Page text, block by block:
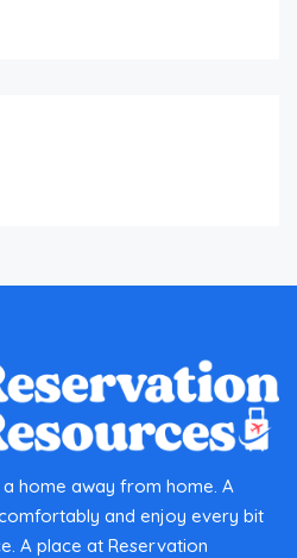
home away from home. A
and enjoy every bit
A place at Reservation